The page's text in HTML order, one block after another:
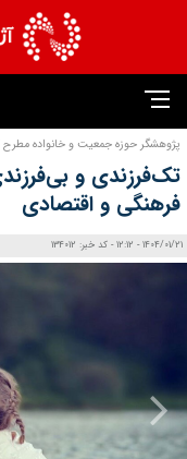
پژوهشگر حوزه جمعیت و خانواده مطرح
تک‌فرزندی و
فرهنگی و اقتصادی
1404/01/21 - 12:12 - کد خبر: 134012